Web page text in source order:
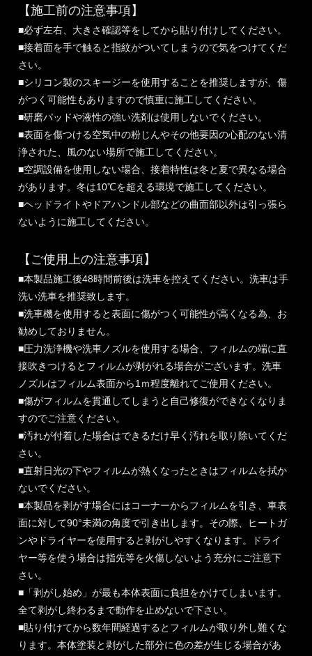
【施工前の注意事項】
■必ず左右、大きさ確認等をしてから貼り付けしてください。
■接着面を手で触ると指紋がついてしまうので気をつけてくだ
さい。
■シリコン製のスキージーを使用することを推奨しますが、傷
がつく可能性もありますので慎重に施工してください。
■研磨パッドや液性の強い洗剤は使用しないでください。
■表面を傷つける空気中の粉じんやその他要因の心配のない清
浄された、風のない場所で施工してください。
■空調設備を使用しない場合、接着特性は冬と夏で異なる場合
があります。冬は10℃を超える環境で施工してください。
■ヘッドライトやドアハンドル部などの曲面部以外は引っ張ら
ないように施工してください。
【ご使用上の注意事項】
■本製品施工後48時間前後は洗車を控えてください。洗車は手
洗い洗車を推奨致します。
■洗車機を使用すると表面に傷がつく可能性が高くなる為、お
勧めしておりません。
■圧力洗浄機や洗車ノズルを使用する場合、フィルムの端に直
接吹きつけるとフィルムが剥がれる場合がございます。洗車
ノズルはフィルム表面から1ｍ程度離れてご使用ください。
■傷がフィルムを貫通してしまうと自己修復ができなくなりま
すのでご注意ください。
■汚れが付着した場合はできるだけ早く汚れを取り除いてくだ
さい。
■直射日光の下やフィルムが熱くなったときはフィルムを拭か
ないでください。
■本製品を剥がす場合にはコーナーからフィルムを引き、車表
面に対して90°未満の角度で引き出します。その際、ヒートガ
ンやドライヤーを使用すると剥がしやすくなります。ドライ
ヤー等を使う場合は指先等を火傷しないよう充分にご注意下
さい。
■「剥がし始め」が最も本体表面に負担をかけてしまいます。
全て剥がし終わるまで動作を止めないで下さい。
■貼り付けてから数年間経過するとフィルムが取り外し難くな
ります。本体塗装と剥がした部分に色の差が生じる場合があ